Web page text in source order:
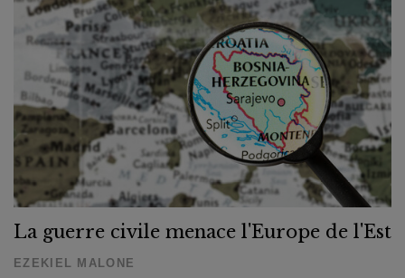
La guerre civile menace l'Europe de l'Est
EZEKIEL MALONE